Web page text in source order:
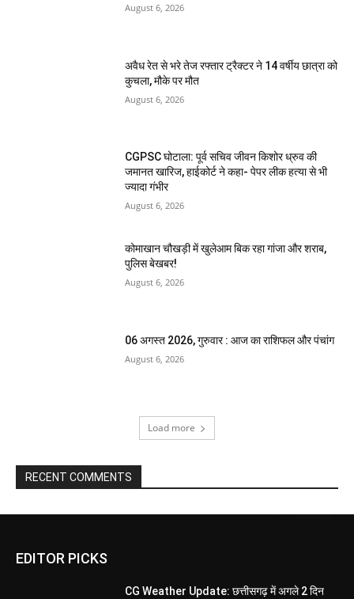
August 6, 2026
अवैध रेत से भरे तेज रफ्तार ट्रैक्टर ने 14 वर्षीय छात्रा को
कुचला, मौके पर मौत
August 6, 2026
CGPSC घोटाला: पूर्व सचिव जीवन किशोर ध्रुव की
जमानत खारिज, हाईकोर्ट ने कहा- पेपर लीक हत्या से भी
ज्यादा गंभीर
August 6, 2026
कोमाखान चौखड़ी में खुलेआम बिक रहा गांजा और शराब,
पुलिस बेखबर!
August 6, 2026
06 अगस्त 2026, गुरुवार : आज का राशिफल और पंचांग
August 6, 2026
Load more
RECENT COMMENTS
EDITOR PICKS
CG Weather Update: छत्तीसगढ़ में अगले 2 दिन